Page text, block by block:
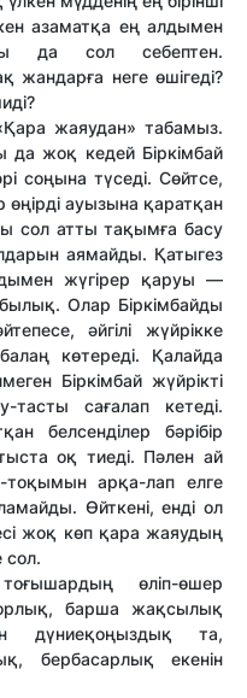
азаматқа ең алдымен
да сол себептен.
неге өшігеді?
жаяудан» табамыз.
да жоқ кедей Біркімбай
соңына түседі. Сөйтсе,
өңірді ауызына қаратқан
сол атты тақымға басу
аямайды. Қатыгез
жүгірер қаруы —
Олар Біркімбайды
әйгілі жүйрікке
көтереді. Қалайда
Біркімбай жүйрікті
тасты сағалап кетеді.
белсенділер бәрібір
оқ тиеді. Пәлен ай
тоқымын арқа-лап елге
Өйткені, енді ол
жоқ көп қара жаяудың
сол.
өліп-өшер
барша жақсылық
дүниеқоңыздық та,
бербасарлық екенін